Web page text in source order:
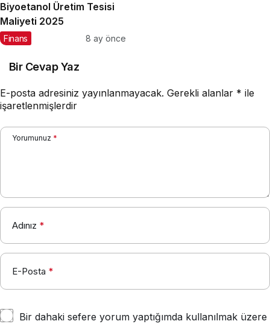
Biyoetanol Üretim Tesisi
Maliyeti 2025
Finans 8 ay önce
Bir Cevap Yaz
E-posta adresiniz yayınlanmayacak. Gerekli alanlar * ile
işaretlenmişlerdir
Yorumunuz *
Adınız *
E-Posta *
Bir dahaki sefere yorum yaptığımda kullanılmak üzere